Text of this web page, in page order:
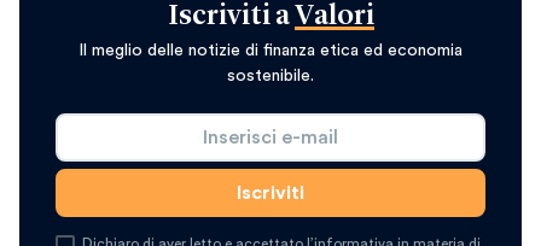
Iscriviti a Valori
Il meglio delle notizie di finanza etica ed economia
sostenibile.
Dichiaro di aver letto e accettato l’informativa in materia di